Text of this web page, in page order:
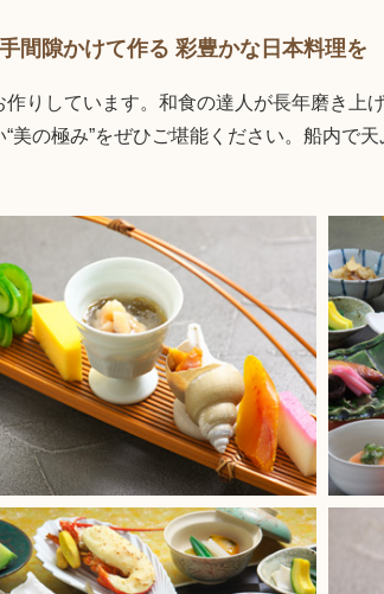
間隙かけて作る 彩豊かな日本料理を
りしています。和食の達人が長年磨き上
の極み”をぜひご堪能ください。船内で